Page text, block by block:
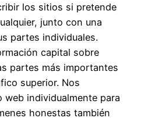
los sitios si pretende
junto con una
partes individuales.
capital sobre
partes más importantes
superior. Nos
web individualmente para
honestas también